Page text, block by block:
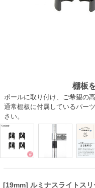
棚板
ポールに取り付け、ご希望の
通常棚板に付属しているパー
さい。
[19mm] ルミナスライトスリ